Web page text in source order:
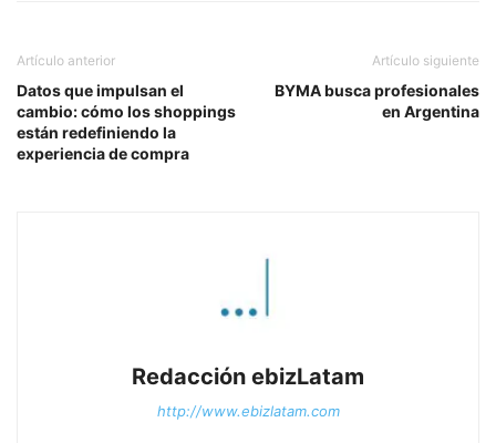
Artículo anterior
Datos que impulsan el
cambio: cómo los shoppings
están redefiniendo la
experiencia de compra
Artículo siguiente
BYMA busca profesionales
en Argentina
Redacción ebizLatam
http://www.ebizlatam.com